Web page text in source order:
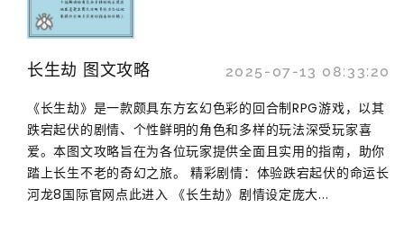
长生劫 图文攻略 2025-07-13 08:33:20
《长生劫》是一款颇具东方玄幻色彩的回合制RPG游戏，以其
跌宕起伏的剧情、个性鲜明的角色和多样的玩法深受玩家喜
爱。本图文攻略旨在为各位玩家提供全面且实用的指南，助你
踏上长生不老的奇幻之旅。 精彩剧情：体验跌宕起伏的命运长
河龙8国际官网点此进入 《长生劫》剧情设定庞大...